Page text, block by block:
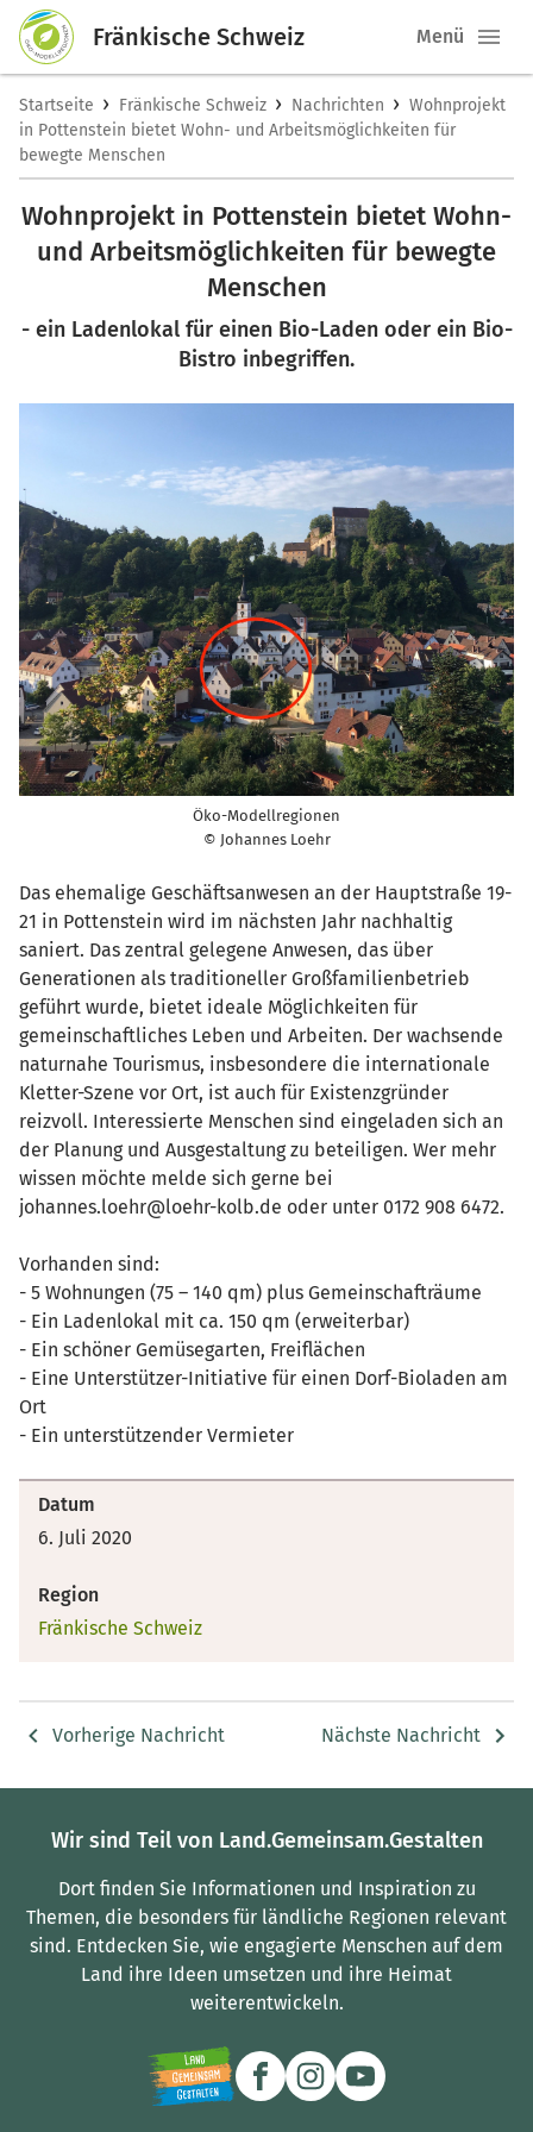
Fränkische Schweiz Menü
Startseite › Fränkische Schweiz › Nachrichten › Wohnprojekt
in Pottenstein bietet Wohn- und Arbeitsmöglichkeiten für
bewegte Menschen
Wohnprojekt in Pottenstein bietet Wohn-
und Arbeitsmöglichkeiten für bewegte
Menschen
- ein Ladenlokal für einen Bio-Laden oder ein Bio-
Bistro inbegriffen.
Öko-Modellregionen
© Johannes Loehr
Das ehemalige Geschäftsanwesen an der Hauptstraße 19-
21 in Pottenstein wird im nächsten Jahr nachhaltig
saniert. Das zentral gelegene Anwesen, das über
Generationen als traditioneller Großfamilienbetrieb
geführt wurde, bietet ideale Möglichkeiten für
gemeinschaftliches Leben und Arbeiten. Der wachsende
naturnahe Tourismus, insbesondere die internationale
Kletter-Szene vor Ort, ist auch für Existenzgründer
reizvoll. Interessierte Menschen sind eingeladen sich an
der Planung und Ausgestaltung zu beteiligen. Wer mehr
wissen möchte melde sich gerne bei
johannes.loehr@loehr-kolb.de oder unter 0172 908 6472.
Vorhanden sind:
- 5 Wohnungen (75 – 140 qm) plus Gemeinschafträume
- Ein Ladenlokal mit ca. 150 qm (erweiterbar)
- Ein schöner Gemüsegarten, Freiflächen
- Eine Unterstützer-Initiative für einen Dorf-Bioladen am
Ort
- Ein unterstützender Vermieter
Datum
6. Juli 2020
Region
Fränkische Schweiz
Vorherige Nachricht Nächste Nachricht
Wir sind Teil von Land.Gemeinsam.Gestalten
Dort finden Sie Informationen und Inspiration zu
Themen, die besonders für ländliche Regionen relevant
sind. Entdecken Sie, wie engagierte Menschen auf dem
Land ihre Ideen umsetzen und ihre Heimat
weiterentwickeln.